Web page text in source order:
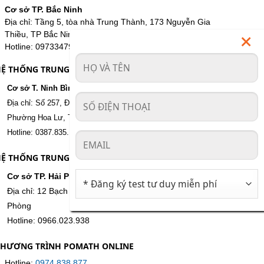
Cơ sở TP. Bắc Ninh
Địa chỉ: Tầng 5, tòa nhà Trung Thành, 173 Nguyễn Gia
Thiều, TP Bắc Ninh.
Hotline: 0973347985
THỐNG TRUNG TÂM TỈNH NINH BÌNH
Cơ sở T. Ninh Bình
Địa chỉ: Số 257, Đường Nguyễn Văn Cừ, Phố Phú Xuân,
Phường Hoa Lư, Tỉnh Ninh Bình.
Hotline: 0387.835.136
THỐNG TRUNG TÂM TP. HẢI PHÒNG
Cơ sở TP. Hải Phòng
Địa chỉ: 12 Bạch Năng Thi, Phường Tân Hưng, TP. Hải
Phòng
Hotline: 0966.023.938
TRÌNH POMATH ONLINE